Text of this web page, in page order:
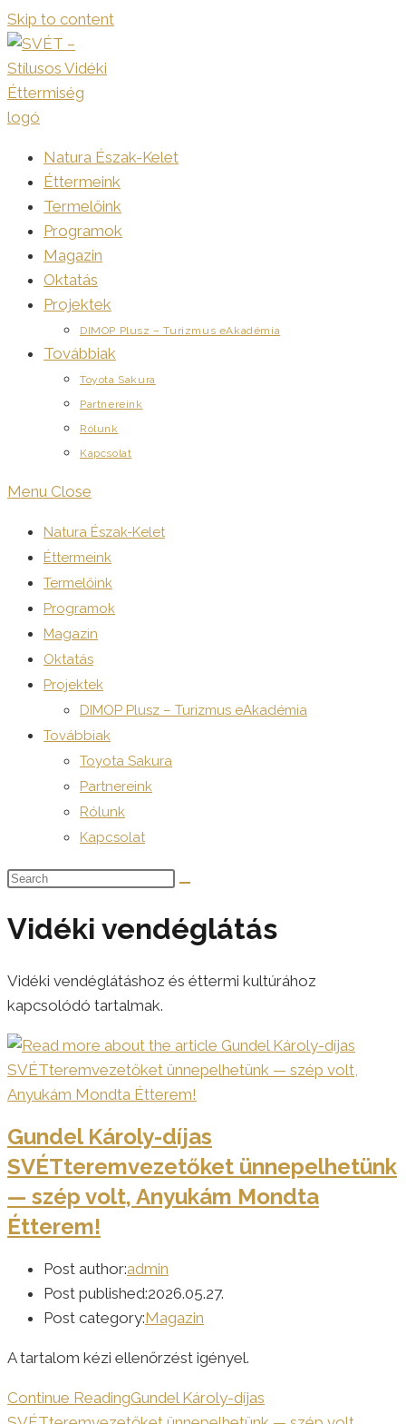
Skip to content
Natura Észak-Kelet
Éttermeink
Termelőink
Programok
Magazin
Oktatás
Projektek
DIMOP Plusz – Turizmus eAkadémia
Továbbiak
Toyota Sakura
Partnereink
Rólunk
Kapcsolat
Menu Close
Natura Észak-Kelet
Éttermeink
Termelőink
Programok
Magazin
Oktatás
Projektek
DIMOP Plusz – Turizmus eAkadémia
Továbbiak
Toyota Sakura
Partnereink
Rólunk
Kapcsolat
Vidéki vendéglátás
Vidéki vendéglátáshoz és éttermi kultúrához
kapcsolódó tartalmak.
Gundel Károly-díjas
SVÉTteremvezetőket ünnepelhetünk
— szép volt, Anyukám Mondta
Étterem!
Post author:admin
Post published:2026.05.27.
Post category:Magazin
A tartalom kézi ellenőrzést igényel.
Continue ReadingGundel Károly-díjas